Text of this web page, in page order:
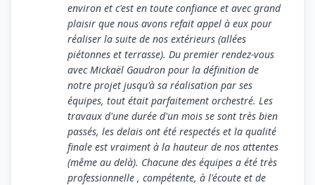
environ et c'est en toute confiance et avec grand
plaisir que nous avons refait appel à eux pour
réaliser la suite de nos extérieurs (allées
piétonnes et terrasse). Du premier rendez-vous
avec Mickaël Gaudron pour la définition de
notre projet jusqu'à sa réalisation par ses
équipes, tout était parfaitement orchestré. Les
travaux d'une durée d'un mois se sont très bien
passés, les delais ont été respectés et la qualité
finale est vraiment à la hauteur de nos attentes
(même au delà). Chacune des équipes a été très
professionnelle , compétente, à l'écoute et de